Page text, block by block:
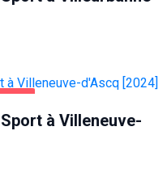
à Villeneuve-